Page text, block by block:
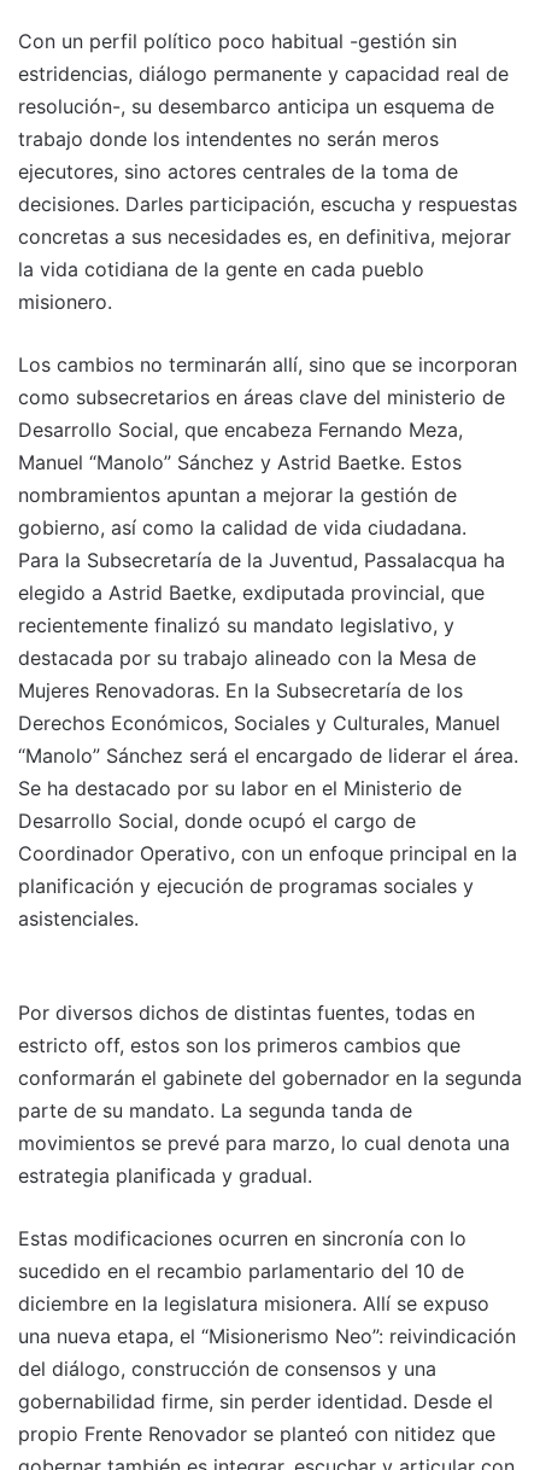
Con un perfil político poco habitual -gestión sin
estridencias, diálogo permanente y capacidad real de
resolución-, su desembarco anticipa un esquema de
trabajo donde los intendentes no serán meros
ejecutores, sino actores centrales de la toma de
decisiones. Darles participación, escucha y respuestas
concretas a sus necesidades es, en definitiva, mejorar
la vida cotidiana de la gente en cada pueblo
misionero.
Los cambios no terminarán allí, sino que se incorporan
como subsecretarios en áreas clave del ministerio de
Desarrollo Social, que encabeza Fernando Meza,
Manuel “Manolo” Sánchez y Astrid Baetke. Estos
nombramientos apuntan a mejorar la gestión de
gobierno, así como la calidad de vida ciudadana.
Para la Subsecretaría de la Juventud, Passalacqua ha
elegido a Astrid Baetke, exdiputada provincial, que
recientemente finalizó su mandato legislativo, y
destacada por su trabajo alineado con la Mesa de
Mujeres Renovadoras. En la Subsecretaría de los
Derechos Económicos, Sociales y Culturales, Manuel
“Manolo” Sánchez será el encargado de liderar el área.
Se ha destacado por su labor en el Ministerio de
Desarrollo Social, donde ocupó el cargo de
Coordinador Operativo, con un enfoque principal en la
planificación y ejecución de programas sociales y
asistenciales.
Por diversos dichos de distintas fuentes, todas en
estricto off, estos son los primeros cambios que
conformarán el gabinete del gobernador en la segunda
parte de su mandato. La segunda tanda de
movimientos se prevé para marzo, lo cual denota una
estrategia planificada y gradual.
Estas modificaciones ocurren en sincronía con lo
sucedido en el recambio parlamentario del 10 de
diciembre en la legislatura misionera. Allí se expuso
una nueva etapa, el “Misionerismo Neo”: reivindicación
del diálogo, construcción de consensos y una
gobernabilidad firme, sin perder identidad. Desde el
propio Frente Renovador se planteó con nitidez que